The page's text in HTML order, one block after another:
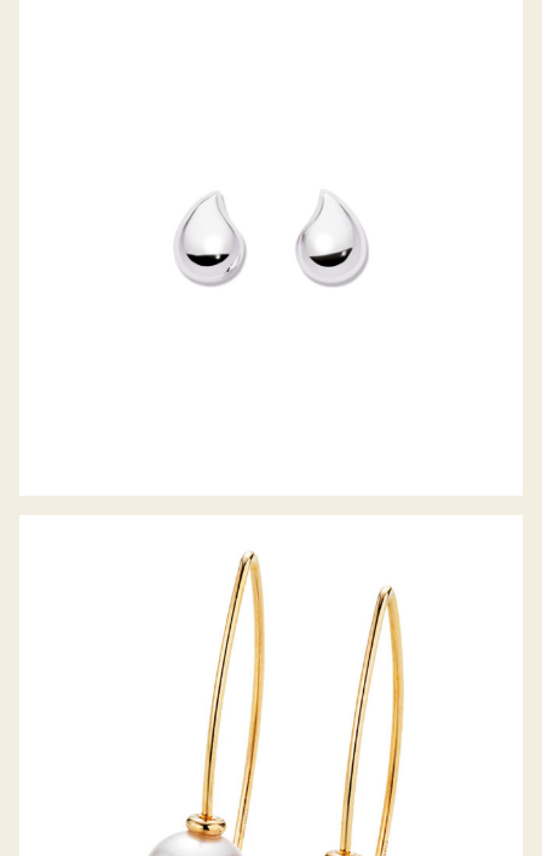
GELLNER OHRHÄNGER PURE